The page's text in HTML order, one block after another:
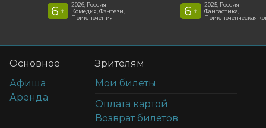
6 +
2026, Россия
Комедия, Фэнтези,
Приключения
6 +
2025, Россия
Фантастика,
Приключенческая
Основное
Афиша
Аренда
Зрителям
Мои билеты
Оплата картой
Возврат билетов